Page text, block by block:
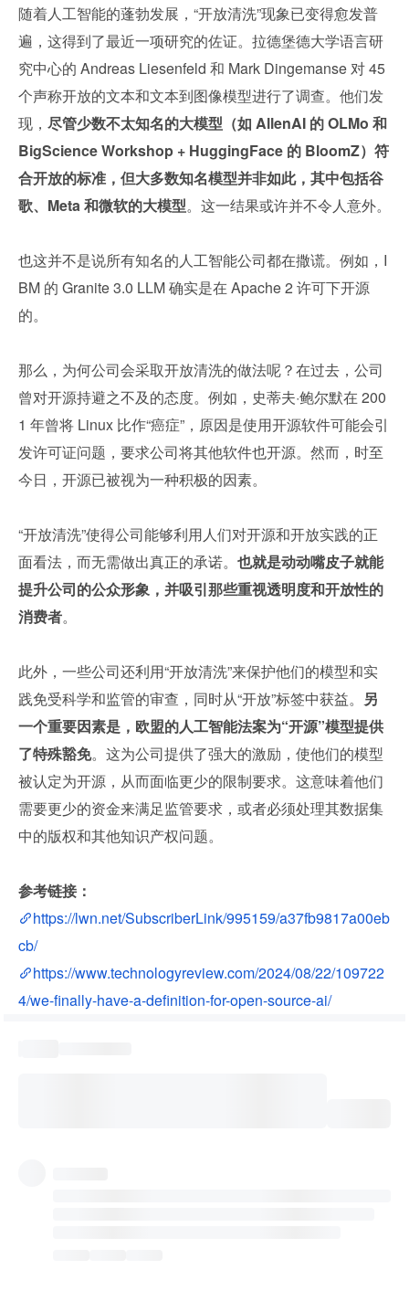
随着人工智能的蓬勃发展，“开放清洗”现象已变得愈发普
遍，这得到了最近一项研究的佐证。拉德堡德大学语言研
究中心的 Andreas Liesenfeld 和 Mark Dingemanse 对 45
个声称开放的文本和文本到图像模型进行了调查。他们发
现， 尽管少数不太知名的大模型（如 AllenAI 的 OLMo 和
BigScience Workshop + HuggingFace 的 BloomZ）符
合开放的标准，但大多数知名模型并非如此，其中包括谷
歌、Meta 和微软的大模型。这一结果或许并不令人意外。
也这并不是说所有知名的人工智能公司都在撒谎。例如，I
BM 的 Granite 3.0 LLM 确实是在 Apache 2 许可下开源
的。
那么，为何公司会采取开放清洗的做法呢？在过去，公司
曾对开源持避之不及的态度。例如，史蒂夫·鲍尔默在 200
1 年曾将 Linux 比作“癌症”，原因是使用开源软件可能会引
发许可证问题，要求公司将其他软件也开源。然而，时至
今日，开源已被视为一种积极的因素。
“开放清洗”使得公司能够利用人们对开源和开放实践的正
面看法，而无需做出真正的承诺。 也就是动动嘴皮子就能
提升公司的公众形象，并吸引那些重视透明度和开放性的
消费者。
此外，一些公司还利用“开放清洗”来保护他们的模型和实
践免受科学和监管的审查，同时从“开放”标签中获益。 另
一个重要因素是，欧盟的人工智能法案为“开源”模型提供
了特殊豁免。这为公司提供了强大的激励，使他们的模型
被认定为开源，从而面临更少的限制要求。这意味着他们
需要更少的资金来满足监管要求，或者必须处理其数据集
中的版权和其他知识产权问题。
参考链接：
https://lwn.net/SubscriberLink/995159/a37fb9817a00eb
cb/
https://www.technologyreview.com/2024/08/22/109722
4/we-finally-have-a-definition-for-open-source-ai/